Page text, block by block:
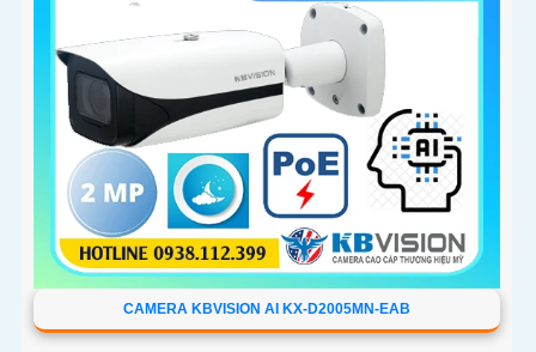
CAMERA KBVISION AI KX-D2005MN-EAB